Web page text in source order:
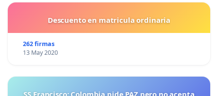
Descuento en matricula ordinaria
262 firmas
13 May 2020
SS Francisco: Colombia pide PAZ pero no acepta